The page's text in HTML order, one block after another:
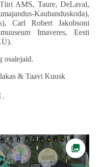
AMS, Taure, DeLaval,
Kaubanduskoda),
Carl Robert Jakobsoni
Imaveres, Eesti
osalejaid.
& Taavi Kuusk
opens on new page
.
Ava